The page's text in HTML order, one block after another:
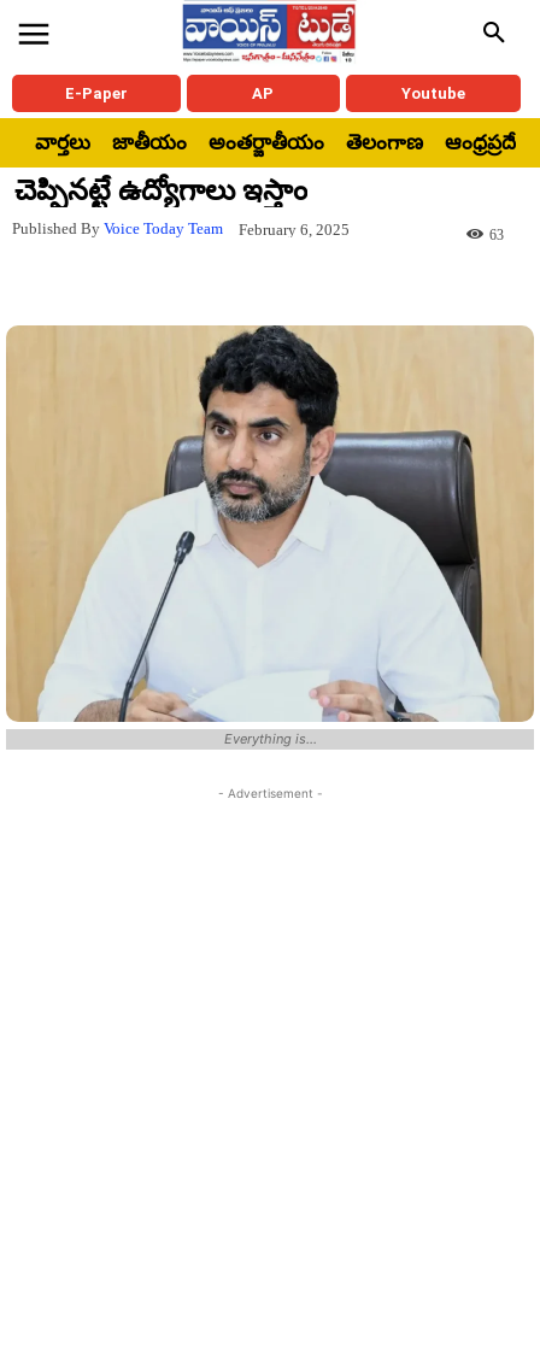
E-Paper AP Youtube
వార్తలు జాతీయం అంతర్జాతీయం తెలంగాణ ఆంధ్రప్రదేశ్
చెప్పినట్టే ఉద్యోగాలు ఇస్తాం
Published By Voice Today Team February 6, 2025 63
Everything is...
- Advertisement -